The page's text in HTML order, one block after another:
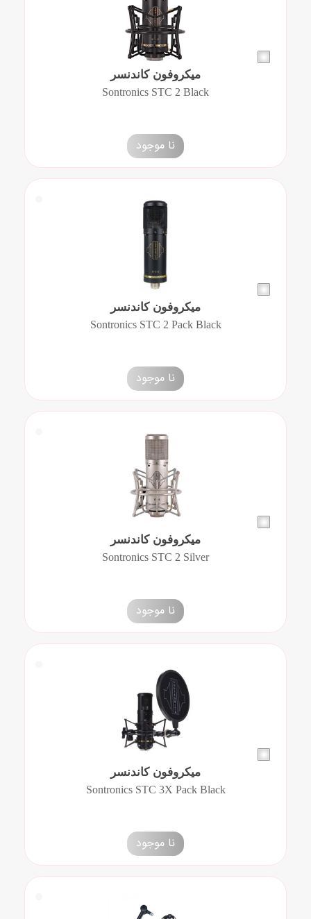
میکروفون کاندنسر
Sontronics STC 2 Black
نا موجود
میکروفون کاندنسر
Sontronics STC 2 Pack Black
نا موجود
میکروفون کاندنسر
Sontronics STC 2 Silver
نا موجود
میکروفون کاندنسر
Sontronics STC 3X Pack Black
نا موجود